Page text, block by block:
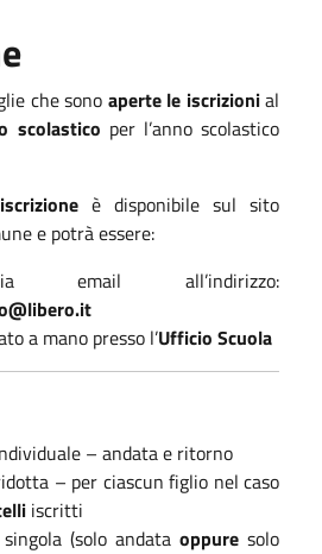
che sono aperte le iscrizionial
scolastico per l’anno scolastico
è disponibile sul sito
e potrà essere:
email all’indirizzo:
a mano presso l’Ufficio Scuola
– andata e ritorno
– per ciascun figlio nel caso
iscritti
(solo andata oppure solo